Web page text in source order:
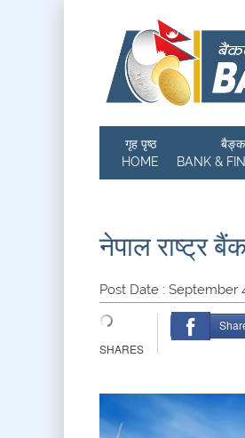
गृह पृष्ठ
HOME
बैङ्क
BANK &
नेपाल राष्ट्र
Post Date : September